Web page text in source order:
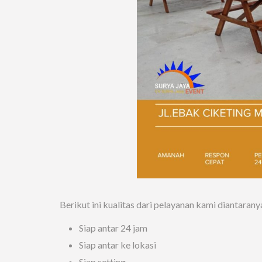
Berikut ini kualitas dari pelayanan kami
Siap antar 24 jam
Siap antar ke lokasi